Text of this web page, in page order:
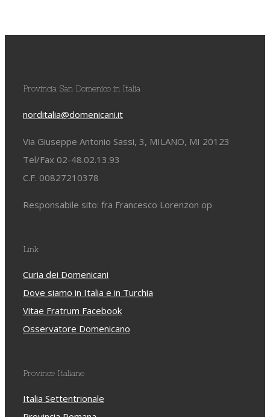
Provincia San Domenico in Italia
norditalia@domenicani.it
Via Giuseppe Antonio Sassi, 3, MILANO, MI 20123
Tel/Fax 02-48.02.13.93
C.F. 00827210378
Responsabile sito: fra Francesco Lorenzon op
Link
Curia dei Domenicani
Dove siamo in Italia e in Turchia
Vitae Fratrum Facebook
Osservatore Domenicano
Province Italiane
Italia Settentrionale